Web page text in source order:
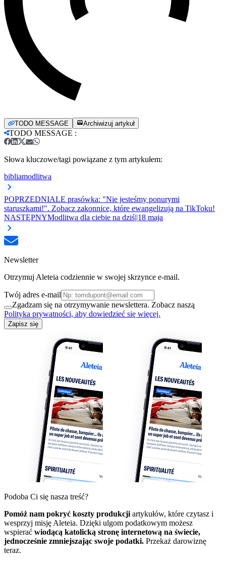
TODO MESSAGE Archiwizuj artykuł
TODO MESSAGE :
Słowa kluczowe/tagi powiązane z tym artykułem:
bibliamodlitwa
POPRZEDNIALE prasówka: "Nie jesteśmy ponurymi
staruszkami!". Zobacz zakonnice, które ewangelizują na TikToku!
NASTĘPNYModlitwa dla ciebie na dziś||18 maja
Newsletter
Otrzymuj Aleteia codziennie w swojej skrzynce e-mail.
Twój adres e-mail
Zgadzam się na otrzymywanie newslettera. Zobacz naszą
Polityka prywatności, aby dowiedzieć się więcej.
Zapisz się
Podoba Ci się nasza treść?
Pomóż nam pokryć koszty produkcji artykułów, które czytasz i
wesprzyj misję Aleteia. Dzięki ulgom podatkowym możesz
wspierać wiodącą katolicką stronę internetową na świecie,
jednocześnie zmniejszając swoje podatki. Przekaż darowiznę
teraz.